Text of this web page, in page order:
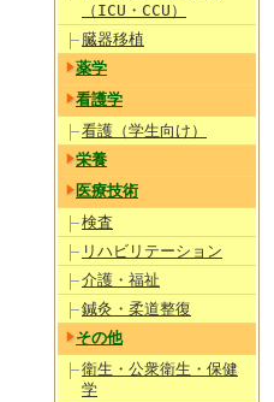
（ICU・CCU）
臓器移植
薬学
看護学
看護（学生向け）
栄養
医療技術
検査
リハビリテーション
介護・福祉
鍼灸・柔道整復
その他
衛生・公衆衛生・保健
学